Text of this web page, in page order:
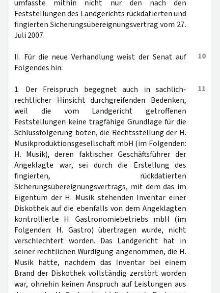
umfasste mithin nicht nur den nach den
Feststellungen des Landgerichts rückdatierten und
fingierten Sicherungsübereignungsvertrag vom 27.
Juli 2007.
10
II. Für die neue Verhandlung weist der Senat auf
Folgendes hin:
11
1. Der Freispruch begegnet auch in sachlich-
rechtlicher Hinsicht durchgreifenden Bedenken,
weil die vom Landgericht getroffenen
Feststellungen keine tragfähige Grundlage für die
Schlussfolgerung boten, die Rechtsstellung der H.
Musikproduktionsgesellschaft mbH (im Folgenden:
H. Musik), deren faktischer Geschäftsführer der
Angeklagte war, sei durch die Erstellung des
fingierten, rückdatierten
Sicherungsübereignungsvertrags, mit dem das im
Eigentum der H. Musik stehenden Inventar einer
Diskothek auf die ebenfalls von dem Angeklagten
kontrollierte H. Gastronomiebetriebs mbH (im
Folgenden: H. Gastro) übertragen wurde, nicht
verschlechtert worden. Das Landgericht hat in
seiner rechtlichen Würdigung angenommen, die H.
Musik hätte, nachdem das Inventar bei einem
Brand der Diskothek vollständig zerstört worden
war, ohnehin keinen Anspruch auf Leistungen aus